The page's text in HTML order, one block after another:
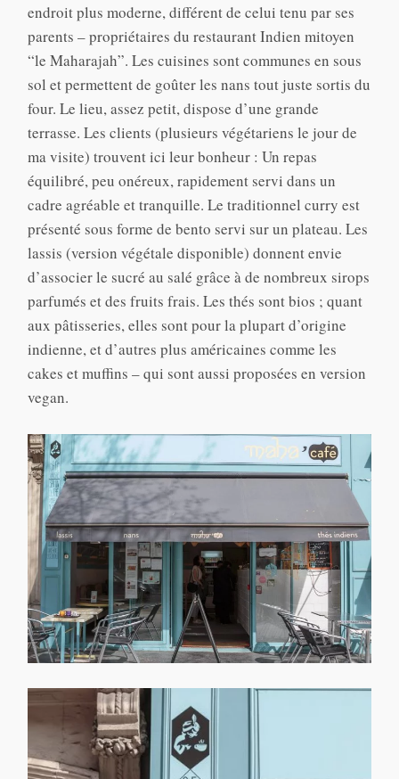
endroit plus moderne, différent de celui tenu par ses
parents – propriétaires du restaurant Indien mitoyen
“le Maharajah”. Les cuisines sont communes en sous
sol et permettent de goûter les nans tout juste sortis du
four. Le lieu, assez petit, dispose d’une grande
terrasse. Les clients (plusieurs végétariens le jour de
ma visite) trouvent ici leur bonheur : Un repas
équilibré, peu onéreux, rapidement servi dans un
cadre agréable et tranquille. Le traditionnel curry est
présenté sous forme de bento servi sur un plateau. Les
lassis (version végétale disponible) donnent envie
d’associer le sucré au salé grâce à de nombreux sirops
parfumés et des fruits frais. Les thés sont bios ; quant
aux pâtisseries, elles sont pour la plupart d’origine
indienne, et d’autres plus américaines comme les
cakes et muffins – qui sont aussi proposées en version
vegan.